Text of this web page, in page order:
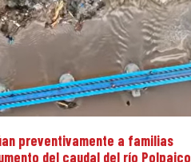
preventivamente a familias
del caudal del río Polpaico